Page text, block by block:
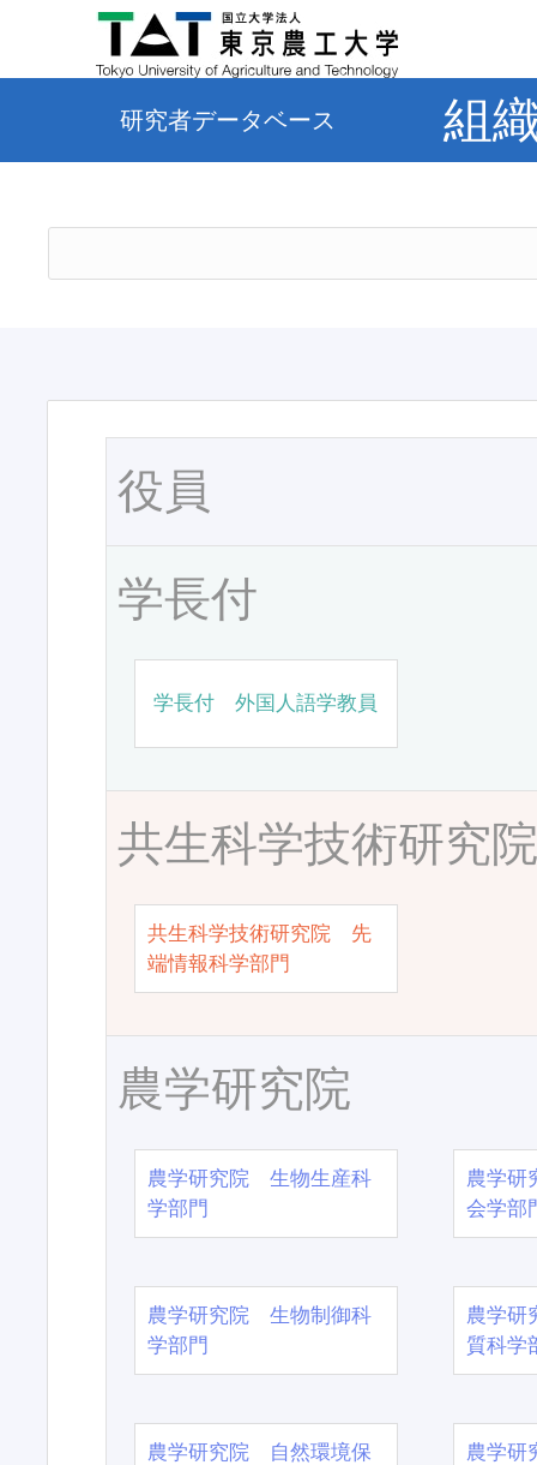
研究者データベース 組
役員
学長付
学長付 外国人語学教員
共生科学技術研究
共生科学技術研究院 先
端情報科学部門
農学研究院
農学研究院 生物生産科
学部門
農学
会学部
農学研究院 生物制御科
学部門
農学
質科学
農学研究院 自然環境保
農学